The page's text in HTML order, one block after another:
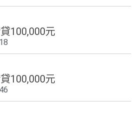
100,000元
100,000元